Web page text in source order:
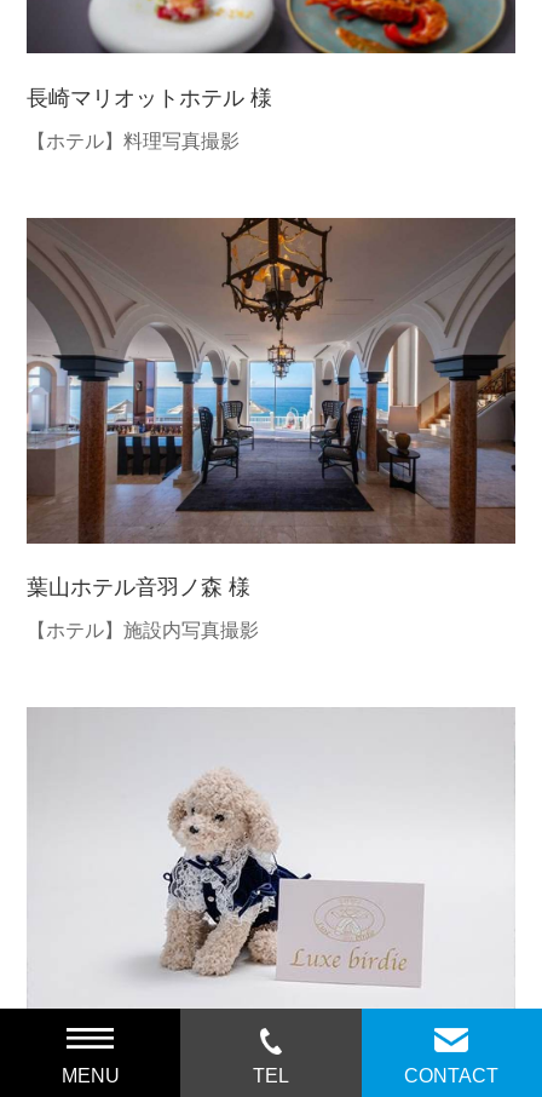
MENU TEL CONTACT
長崎マリオットホテル 様
【ホテル】料理写真撮影
葉山ホテル音羽ノ森 様
【ホテル】施設内写真撮影
ブックライフ株式会社 様